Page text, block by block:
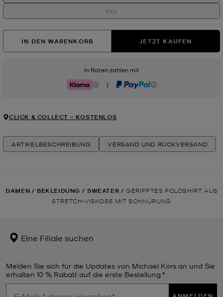
XXL
IN DEN WARENKORB JETZT KAUFEN
In Raten zahlen mit
Klarna | PayPal
CLICK & COLLECT ‒ KOSTENLOS
ARTIKELBESCHREIBUNG VERSAND UND RÜCKVERSAND
DAMEN / BEKLEIDUNG / SWEATER / GERIPPTES POLOSHIRT AUS
STRETCH-VISKOSE MIT SCHNÜRUNG
Eine Filiale suchen
Melden Sie sich für die Updates von Michael Kors an und Sie
erhalten 10 % Rabatt auf die erste Bestellung.*